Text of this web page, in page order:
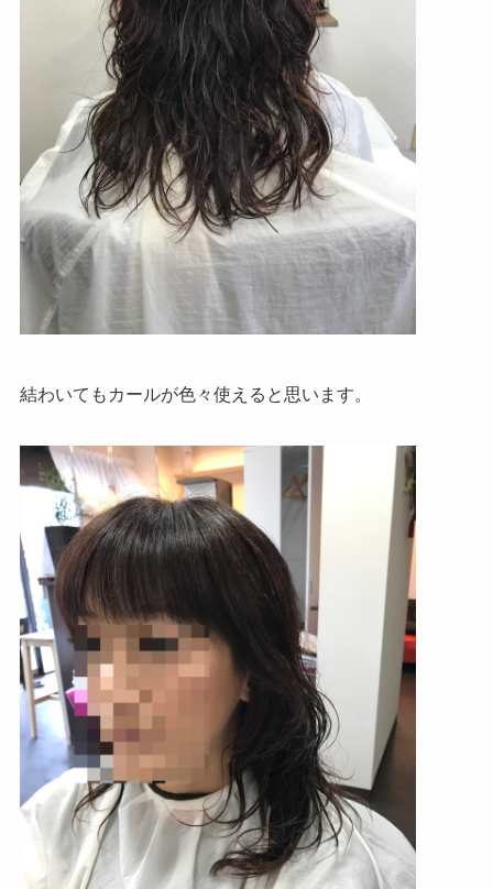
結わいてもカールが色々使えると思います。